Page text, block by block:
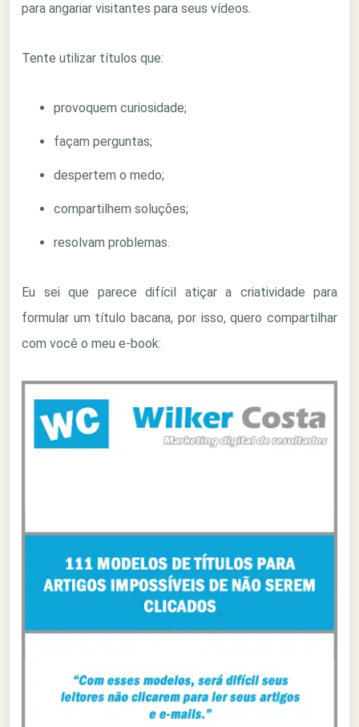
para angariar visitantes para seus vídeos.
Tente utilizar títulos que:
provoquem curiosidade;
façam perguntas;
despertem o medo;
compartilhem soluções;
resolvam problemas.
Eu sei que parece difícil atiçar a criatividade para
formular um título bacana, por isso, quero compartilhar
com você o meu e-book: